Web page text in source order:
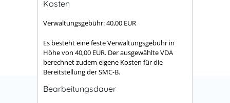
Kosten
Verwaltungsgebühr: 40,00 EUR
Es besteht eine feste Verwaltungsgebühr in
Höhe von 40,00 EUR. Der ausgewählte VDA
berechnet zudem eigene Kosten für die
Bereitstellung der SMC-B.
Bearbeitungsdauer